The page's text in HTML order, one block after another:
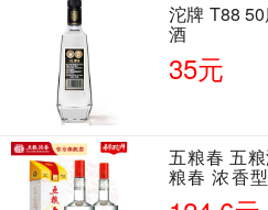
沱牌 T88
酒
35元
五粮春 五
粮春 浓香
500ml*2瓶